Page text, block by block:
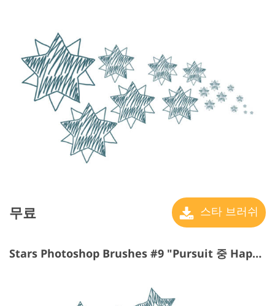
무료 스타 브러쉬
Stars Photoshop Brushes #9 "Pursuit 중 Happiness"